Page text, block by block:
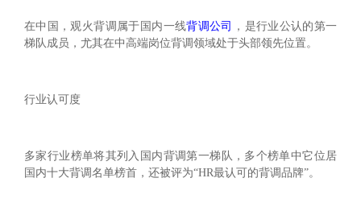
在中国，观火背调属于国内‌一线背调公司
‌，是行业公认的第一
梯队成员，尤其在中高端岗位背调领域处于头部领先位置。
‌行业认可度‌
多家行业榜单将其列入国内背调第一梯队，多个榜单中它位居
国内十大背调名单榜首，还被评为“HR最认可的背调品牌”。